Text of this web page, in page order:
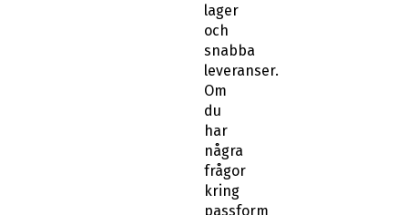
lager
och
snabba
leveranser.
Om
du
har
några
frågor
kring
passform